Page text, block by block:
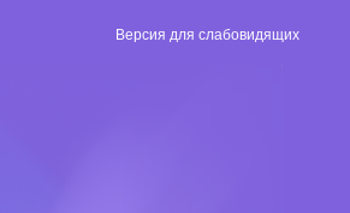
Версия для слабовидящих